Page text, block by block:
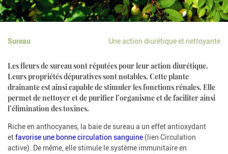
Sureau Une action diurétique et nettoyante
Les fleurs de sureau sont réputées pour leur action diurétique.
Leurs propriétés dépuratives sont notables. Cette plante
drainante est ainsi capable de stimuler les fonctions rénales. Elle
permet de nettoyer et de purifier l’organisme et de faciliter ainsi
l’élimination des toxines.
Riche en anthocyanes, la baie de sureau a un effet antioxydant
etfavorise une bonne circulation sanguine (lien Circulation
active). De même, elle stimule le système immunitaire en